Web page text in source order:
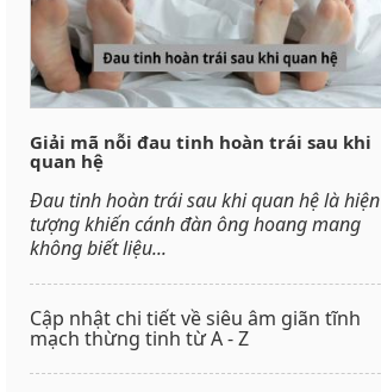
Giải mã nỗi đau tinh hoàn trái sau khi
quan hệ
Đau tinh hoàn trái sau khi quan hệ là hiện
tượng khiến cánh đàn ông hoang mang
không biết liệu...
Cập nhật chi tiết về siêu âm giãn tĩnh
mạch thừng tinh từ A - Z